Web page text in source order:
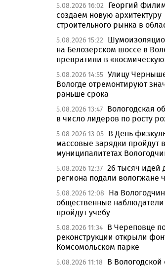
5.08.2026 16:02
Георгий
создаем новую архитектуру
строительного рынка в
5.08.2026 15:22
на Белозерском шоссе в
превратили в
5.08.2026 14:55 Улицу
Вологде отремонтируют
раньше срока
5.08.2026 13:47 Вологодская
в число лидеров по росту
5.08.2026 13:05 В День
массовые зарядки пройдут
муниципалитетах
5.08.2026 12:37 26 тысяч идей
региона подали вологжане
5.08.2026 12:08
На
общественные
пройдут учебу
5.08.2026 11:34 В Череповце
реконструкции открыли
Комсомольском парке
5.08.2026 11:18
В Вологодской